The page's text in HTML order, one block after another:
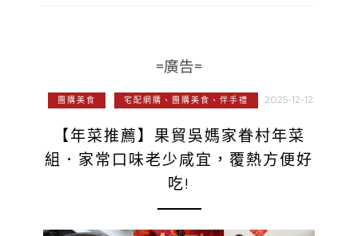
=廣告=
團購美食 宅配網購、團購美食、伴手禮 2025-12-12
【年菜推薦】果貿吳媽家眷村年菜
組．家常口味老少咸宜，覆熱方便好
吃!